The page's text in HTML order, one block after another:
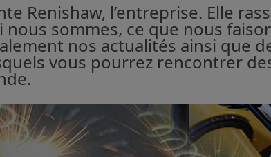
Renishaw, l’entreprise. Elle
sommes, ce que nous
nos actualités ainsi que
vous pourrez rencontrer